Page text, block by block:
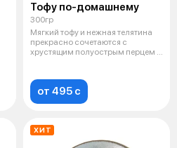
Тофу по-домашнему
300гр
Мягкий тофу и нежная телятина
прекрасно сочетаются с
хрустящим полуострым перцем и
от 495 c
ХИТ